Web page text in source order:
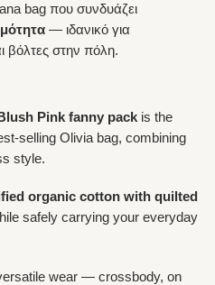
bag που συνδυάζει
— ιδανικό για
βόλτες στην πόλη.
Pink fanny pack is the
selling Olivia bag, combining
style.
organic cotton with quilted
safely carrying your everyday
wear — crossbody, on